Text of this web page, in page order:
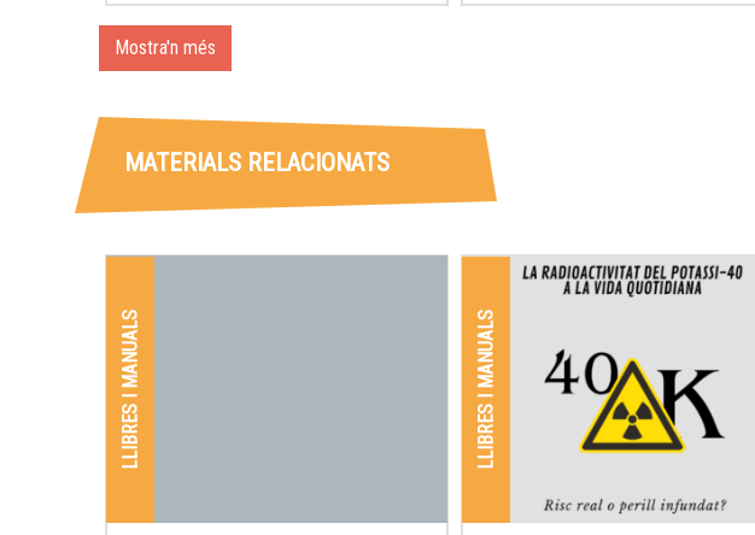
Mostra'n més
MATERIALS RELACIONATS
LLIBRES I MANUALS LLIBRES I MANUALS